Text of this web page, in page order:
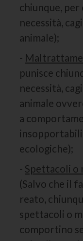
chiunque, per
necessità,
animale);
-
punisce
necessità,
animale
a
ecologiche);
- Spettacoli o
(Salvo che il
reato,
spettacoli o
comportino